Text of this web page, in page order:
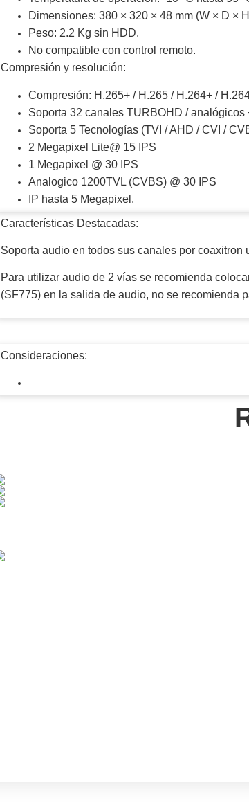
Dimensiones: 380 × 320 × 48 mm (W × D ×
Peso: 2.2 Kg sin HDD.
No compatible con control remoto.
Compresión y resolución:
Compresión: H.265+ / H.265 / H.264+ /
Soporta 32 canales TURBOHD /
Soporta 5 Tecnologías (TVI / AHD / CVI /
2 Megapixel Lite@ 15 IPS
1 Megapixel @ 30 IPS
Analogico 1200TVL (CVBS) @ 30 IPS
IP hasta 5 Megapixel.
Características Destacadas:
Soporta audio en todos sus canales por
Para utilizar audio de 2 vías se recomienda
(SF775) en la salida de audio, no se recomienda
Consideraciones: